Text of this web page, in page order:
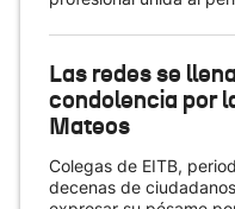
Las redes se
condolencia por
Mateos
Colegas de EITB,
decenas de